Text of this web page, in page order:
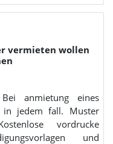
vermieten wollen
anmietung eines
in jedem fall. Muster
vordrucke
und